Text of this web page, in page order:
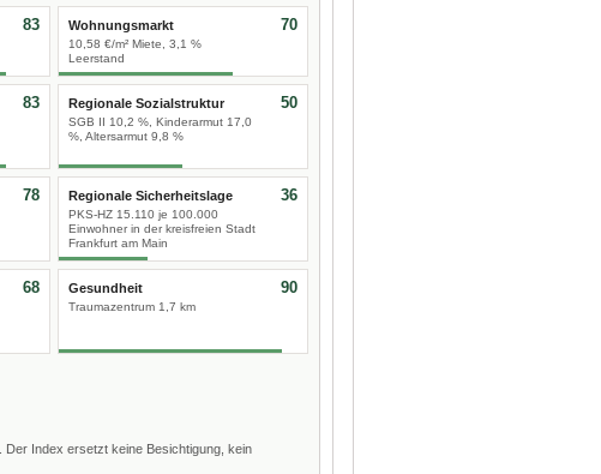
83 Wohnungsmarkt
10,58 €/m² Miete, 3,1 %
Leerstand
70
83 Regionale Sozialstruktur
SGB II 10,2 %, Kinderarmut 17,0
%, Altersarmut 9,8 %
50
78 Regionale Sicherheitslage
PKS-HZ 15.110 je 100.000
Einwohner in der kreisfreien Stadt
Frankfurt am Main
36
68 Gesundheit
Traumazentrum 1,7 km
90
. Der Index ersetzt keine Besichtigung, kein